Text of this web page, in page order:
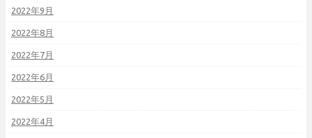
2022年9月
2022年8月
2022年7月
2022年6月
2022年5月
2022年4月